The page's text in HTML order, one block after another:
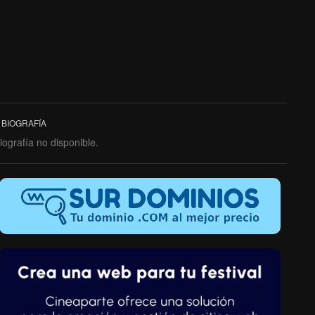
no disponible.